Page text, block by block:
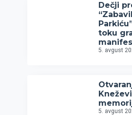
Dečji
toku
5. avgust
5. avgust